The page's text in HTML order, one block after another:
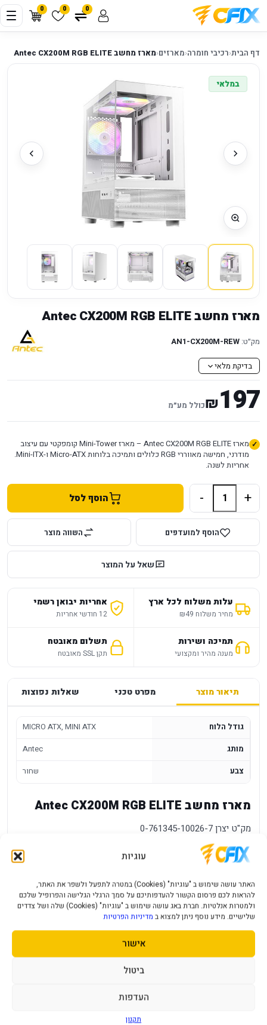
עוגיות
האתר עושה שימוש ב "עוגיות" (Cookies) במטרה לתפעל ולשפר את האתר,
להראות לכם פרסום הקשור להעדפותיכם על סמך הרגלי הגלישה והפרופיל שלכם
ולמטרות אנלטיות. חברת באג עושה שימוש ב "עוגיות" (Cookies) שלה ושל צדדים
שלישיים. מידע נוסף ניתן למצוא ב מדיניות הפרטיות
אישור
ביטול
העדפות
תקנון
0 0 0
דף הבית‹רכיבי חומרה‹מארזים‹מארז מחשב Antec CX200M RGB ELITE
במלאי
מארז מחשב Antec CX200M RGB ELITE
מק״ט: AN1-CX200M-REW
בדיקת מלאי
197
₪כולל מע״מ
מארז Antec CX200M RGB ELITE – מארז Mini-Tower קומפקטי עם עיצוב
מודרני, חמישה מאווררי RGB כלולים ותמיכה בלוחות Micro-ATX ו-Mini-ITX.
אחריות לשנה.
+
- הוסף לסל
הוסף למועדפים השווה מוצר
שאל על המוצר
עלות משלוח לכל ארץ
מחיר משלוח ₪49
אחריות יבואן רשמי
12 חודשי אחריות
תמיכה ושירות
מענה מהיר ומקצועי
תשלום מאובטח
תקן SSL מאובטח
תיאור מוצר מפרט טכני שאלות נפוצות
גודל הלוח
MICRO ATX, MINI ATX
מותג
Antec
צבע
שחור
מארז מחשב Antec CX200M RGB ELITE
מק"ט יצרן 0-761345-10026-7
תצורה Mini Tower
כמות דיסקים 3.5 פנימיים 2
גודל לוח נתמך micro-ATX ,mini-ITX
גובה במ"מ 392
אורך במ"מ 350
רוחב 210
גודל מקסימלי לכרטיס מסך במ"מ 330